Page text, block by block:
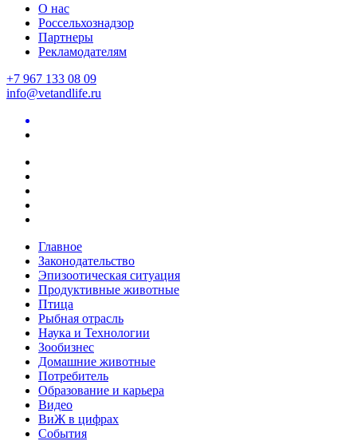
О нас
Россельхознадзор
Партнеры
Рекламодателям
+7 967 133 08 09
info@vetandlife.ru
Главное
Законодательство
Эпизоотическая ситуация
Продуктивные животные
Птица
Рыбная отрасль
Наука и Технологии
Зообизнес
Домашние животные
Потребитель
Образование и карьера
Видео
ВиЖ в цифрах
События